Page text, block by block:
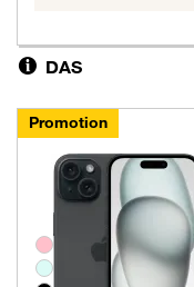
DAS
Promotion
Groupe de couleurs